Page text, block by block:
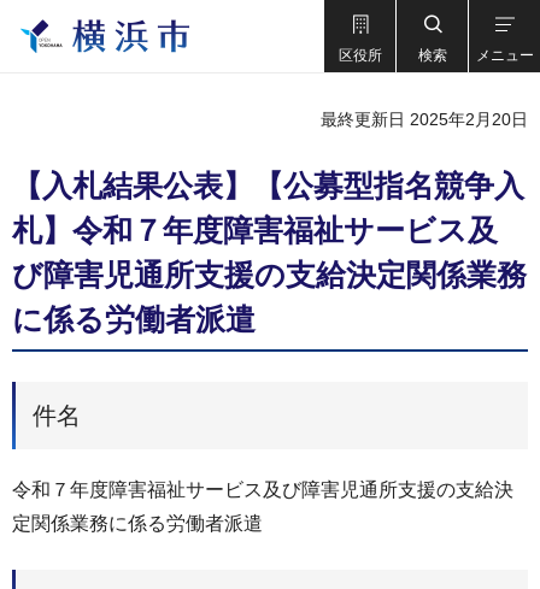
区役所 検索 メニュー
最終更新日 2025年2月20日
【入札結果公表】【公募型指名競争入
札】令和７年度障害福祉サービス及
び障害児通所支援の支給決定関係業務
に係る労働者派遣
件名
令和７年度障害福祉サービス及び障害児通所支援の支給決
定関係業務に係る労働者派遣